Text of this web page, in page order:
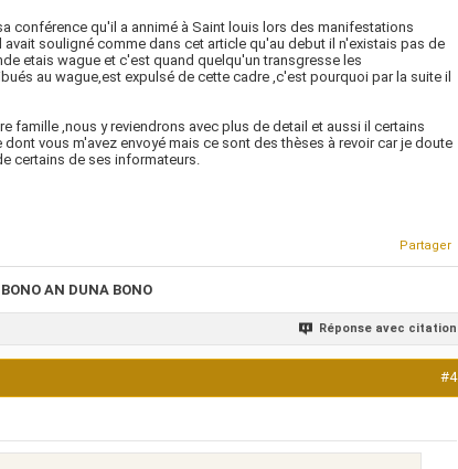
conférence qu'il a annimé à Saint louis lors des manifestations
avait souligné comme dans cet article qu'au debut il n'existais pas de
etais wague et c'est quand quelqu'un transgresse les
au wague,est expulsé de cette cadre ,c'est pourquoi par la suite il
famille ,nous y reviendrons avec plus de detail et aussi il certains
vous m'avez envoyé mais ce sont des thèses à revoir car je doute
certains de ses informateurs.
Partager
AN DUNA BONO
Réponse avec citation
#4